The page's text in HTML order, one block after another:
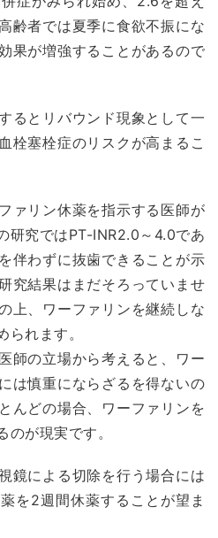
齢者では夏季に食欲不振にな
果が増強することがあるので
るとリバウンド現象として一
栓塞栓症のリスクが高まるこ
ァリン休薬を指示する医師が
研究ではPT-INR2.0～4.0であ
伴わずに抜歯できることが示
究結果はまだそろっていませ
上、ワーファリンを継続しな
られます。
師の立場から考えると、ワー
は慎重にならざるを得ないの
んどの場合、ワーファリンを
のが現実です。
鏡による切除を行う場合には
を2週間休薬することが望ま